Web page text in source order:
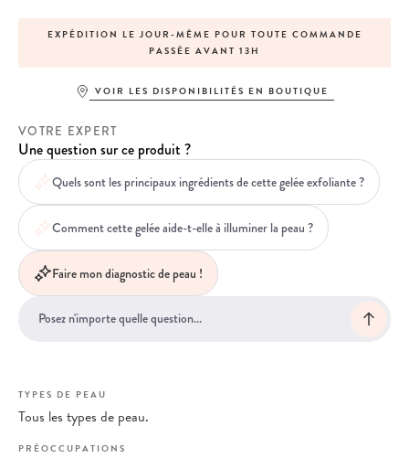
EXPÉDITION LE JOUR-MÊME POUR TOUTE COMMANDE
PASSÉE AVANT 13H
VOIR LES DISPONIBILITÉS EN BOUTIQUE
VOTRE EXPERT
Une question sur ce produit ?
Quels sont les principaux ingrédients de cette gelée exfoliante ?
Comment cette gelée aide-t-elle à illuminer la peau ?
Faire mon diagnostic de peau !
TYPES DE PEAU
Tous les types de peau.
PRÉOCCUPATIONS